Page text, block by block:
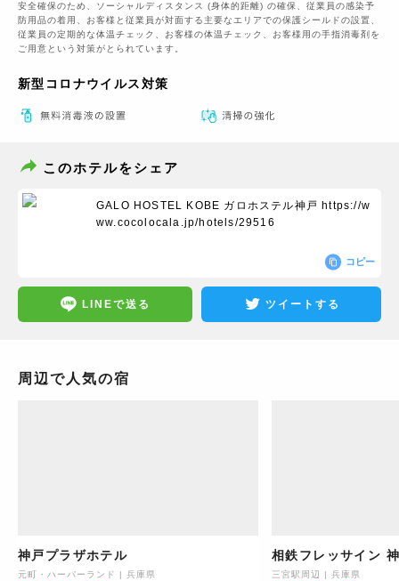
安全確保のため、ソーシャルディスタンス (身体的距離) の確保、従業員の感染予
防用品の着用、お客様と従業員が対面する主要なエリアでの保護シールドの設置、
従業員の定期的な体温チェック、お客様の体温チェック、お客様用の手指消毒剤を
ご用意という対策がとられています。
新型コロナウイルス対策
このホテルをシェア
GALO HOSTEL KOBE ガロホステル神戸 https://w
ww.cocolocala.jp/hotels/29516
コピー
LINEで送る ツイートする
周辺で人気の宿
神戸プラザホテル
元町・ハーバーランド | 兵庫県
相鉄フレッサイン
三宮駅周辺 | 兵庫県